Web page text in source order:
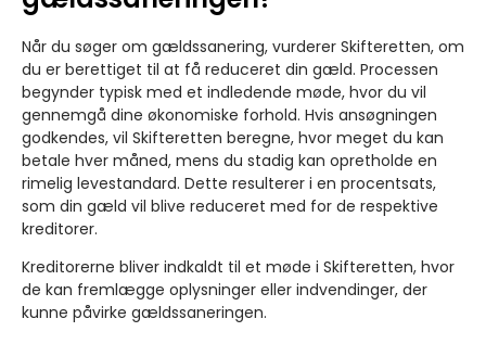
Når du søger om gældssanering, vurderer Skifteretten, om
du er berettiget til at få reduceret din gæld. Processen
begynder typisk med et indledende møde, hvor du vil
gennemgå dine økonomiske forhold. Hvis ansøgningen
godkendes, vil Skifteretten beregne, hvor meget du kan
betale hver måned, mens du stadig kan opretholde en
rimelig levestandard. Dette resulterer i en procentsats,
som din gæld vil blive reduceret med for de respektive
kreditorer.
Kreditorerne bliver indkaldt til et møde i Skifteretten, hvor
de kan fremlægge oplysninger eller indvendinger, der
kunne påvirke gældssaneringen.